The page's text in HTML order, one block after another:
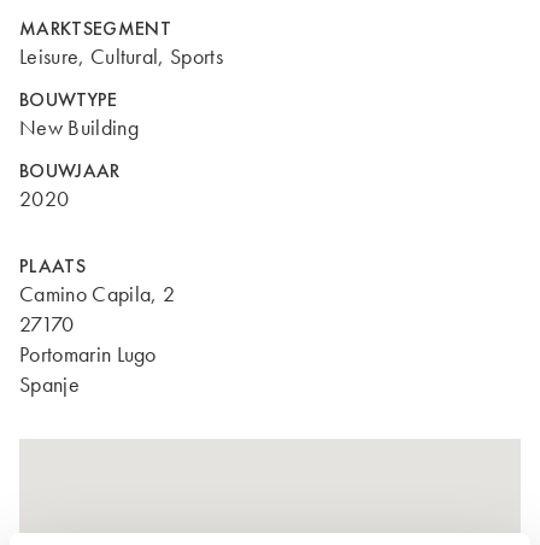
MARKTSEGMENT
Leisure, Cultural, Sports
BOUWTYPE
New Building
BOUWJAAR
2020
PLAATS
Camino Capila, 2
27170
Portomarin Lugo
Spanje